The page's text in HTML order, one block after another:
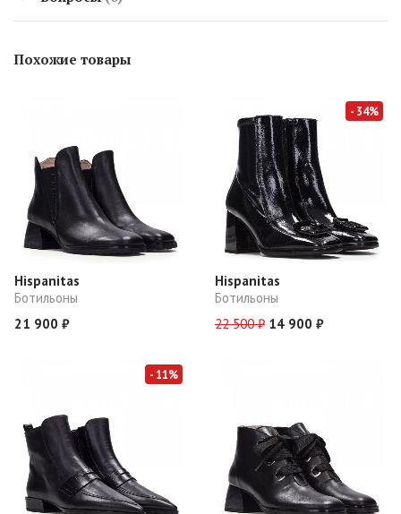
Похожие товары
Hispanitas
Ботильоны
21 900 ₽
- 34%
Hispanitas
Ботильоны
22 500 ₽ 14 900 ₽
- 11%